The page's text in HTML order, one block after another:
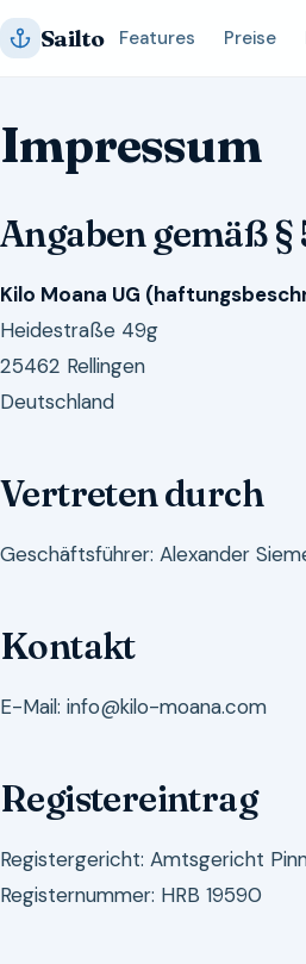
Zum
InhaltSailto Features Preise
Impressum
Angaben gemäß §
Kilo Moana UG
Heidestraße 49g
25462 Rellingen
Deutschland
Vertreten durch
Geschäftsführer: Alexander
Kontakt
E-Mail: info@kilo-moana.com
Registereintrag
Registergericht: Amtsgericht
Registernummer: HRB 19590